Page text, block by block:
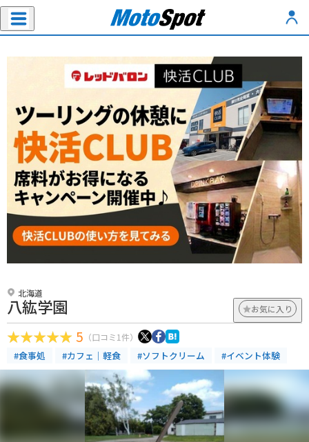
北海道
八紘学園 お気に入り
5 （口コミ1件）
#食事処 #カフェ｜軽食 #ソフトクリーム #イベント体験